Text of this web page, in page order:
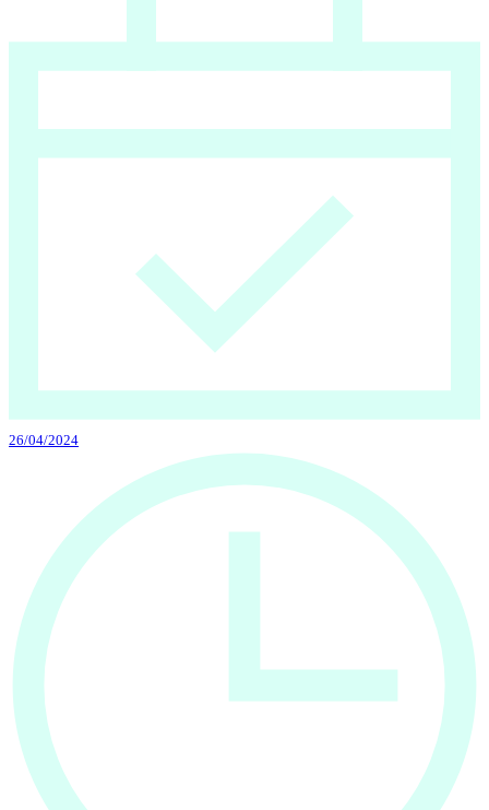
26/04/2024